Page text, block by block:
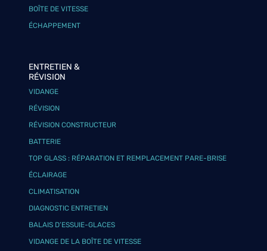
BOÎTE DE VITESSE
ÉCHAPPEMENT
ENTRETIEN &
RÉVISION
VIDANGE
RÉVISION
RÉVISION CONSTRUCTEUR
BATTERIE
TOP GLASS : RÉPARATION ET REMPLACEMENT PARE-BRISE
ÉCLAIRAGE
CLIMATISATION
DIAGNOSTIC ENTRETIEN
BALAIS D’ESSUIE-GLACES
VIDANGE DE LA BOÎTE DE VITESSE